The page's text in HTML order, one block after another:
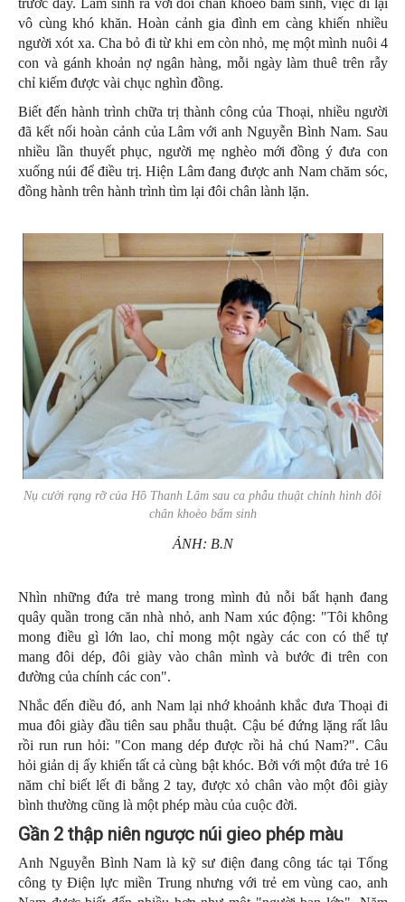
vô cùng khó khăn. Hoàn cảnh gia đình em càng khiến nhiều
người xót xa. Cha bỏ đi từ khi em còn nhỏ, mẹ một mình nuôi 4
con và gánh khoản nợ ngân hàng, mỗi ngày làm thuê trên rẫy
chỉ kiếm được vài chục nghìn đồng.
Biết đến hành trình chữa trị thành công của Thoại, nhiều người
đã kết nối hoàn cảnh của Lâm với anh Nguyễn Bình Nam. Sau
nhiều lần thuyết phục, người mẹ nghèo mới đồng ý đưa con
xuống núi để điều trị. Hiện Lâm đang được anh Nam chăm sóc,
đồng hành trên hành trình tìm lại đôi chân lành lặn.
Nụ cười rạng rỡ của Hồ Thanh Lâm sau ca phẫu thuật chỉnh hình đôi
chân khoèo bẩm sinh
ẢNH: B.N
Nhìn những đứa trẻ mang trong mình đủ nỗi bất hạnh đang
quây quần trong căn nhà nhỏ, anh Nam xúc động: "Tôi không
mong điều gì lớn lao, chỉ mong một ngày các con có thể tự
mang đôi dép, đôi giày vào chân mình và bước đi trên con
đường của chính các con".
Nhắc đến điều đó, anh Nam lại nhớ khoảnh khắc đưa Thoại đi
mua đôi giày đầu tiên sau phẫu thuật. Cậu bé đứng lặng rất lâu
rồi run run hỏi: "Con mang dép được rồi hả chú Nam?". Câu
hỏi giản dị ấy khiến tất cả cùng bật khóc. Bởi với một đứa trẻ 16
năm chỉ biết lết đi bằng 2 tay, được xỏ chân vào một đôi giày
bình thường cũng là một phép màu của cuộc đời.
Gần 2 thập niên ngược núi gieo phép màu
Anh Nguyễn Bình Nam là kỹ sư điện đang công tác tại Tổng
công ty Điện lực miền Trung nhưng với trẻ em vùng cao, anh